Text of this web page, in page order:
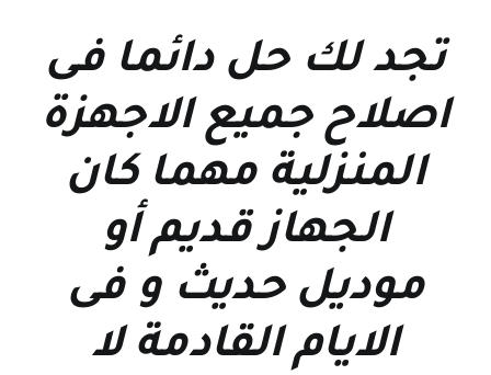
تجد لك حل دائما فى
اصلاح جميع الاجهزة
المنزلية مهما كان
الجهاز قديم أو
موديل حديث و فى
الايام القادمة لا